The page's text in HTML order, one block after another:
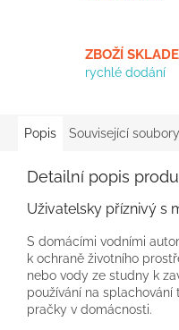
ZBOŽÍ
rychlé dodání
Popis Související soubory
Detailní popis
Uživatelsky příznivý s
S domácími vodními
k ochraně životního
nebo vody ze studny k
používání na
pračky v domácnosti.